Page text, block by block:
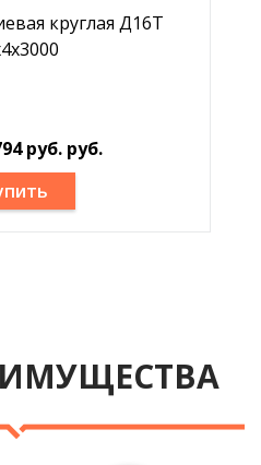
круглая Д16Т
руб. руб.